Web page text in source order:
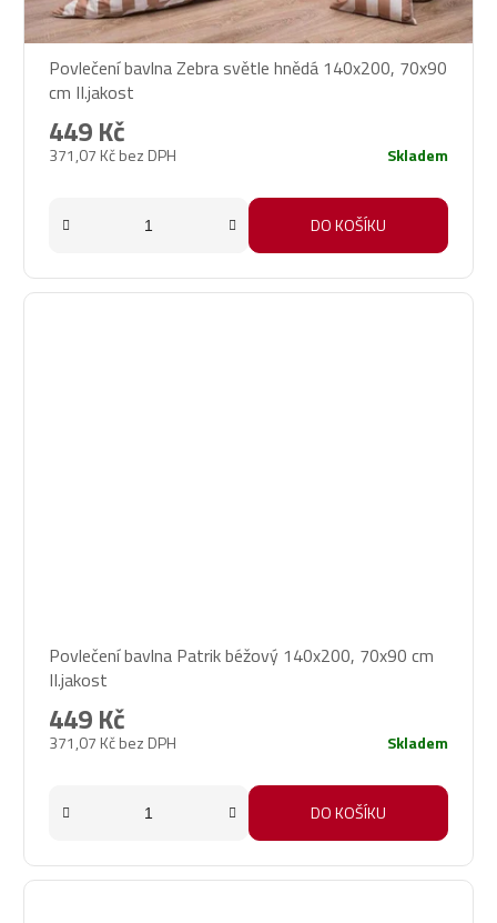
Povlečení bavlna Zebra světle hnědá 140x200, 70x90
cm II.jakost
371,07 Kč bez DPH
449 Kč
Skladem
DO KOŠÍKU
Povlečení bavlna Patrik béžový 140x200, 70x90 cm
II.jakost
371,07 Kč bez DPH
449 Kč
Skladem
DO KOŠÍKU